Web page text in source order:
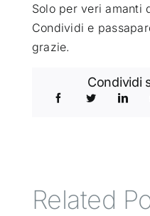
Solo per veri amanti
Condividi e
grazie.
Condividi
Related